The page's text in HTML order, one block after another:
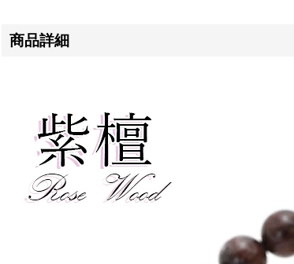
商品詳細